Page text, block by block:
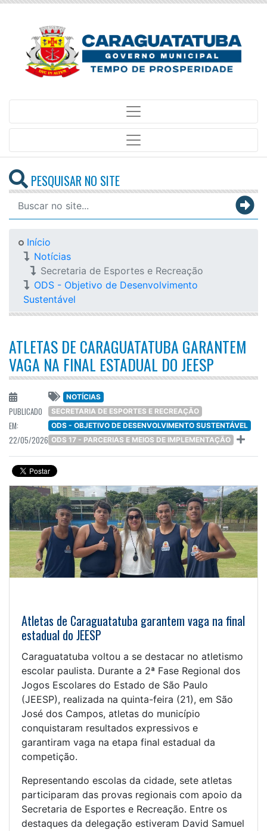
PESQUISAR NO SITE
Início
Notícias
Secretaria de Esportes e Recreação
ODS - Objetivo de Desenvolvimento
Sustentável
ATLETAS DE CARAGUATATUBA GARANTEM
VAGA NA FINAL ESTADUAL DO JEESP
PUBLICADO
EM:
22/05/2026
NOTÍCIAS
SECRETARIA DE ESPORTES E RECREAÇÃO
ODS - OBJETIVO DE DESENVOLVIMENTO SUSTENTÁVEL
ODS 17 - PARCERIAS E MEIOS DE IMPLEMENTAÇÃO
Atletas de Caraguatatuba garantem vaga na final
estadual do JEESP
Caraguatatuba voltou a se destacar no atletismo
escolar paulista. Durante a 2ª Fase Regional dos
Jogos Escolares do Estado de São Paulo
(JEESP), realizada na quinta-feira (21), em São
José dos Campos, atletas do município
conquistaram resultados expressivos e
garantiram vaga na etapa final estadual da
competição.
Representando escolas da cidade, sete atletas
participaram das provas regionais com apoio da
Secretaria de Esportes e Recreação. Entre os
destaques da delegação estiveram David Samuel